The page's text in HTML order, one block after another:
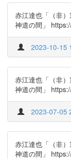
赤江達也「（非
神道の間」
2023-10-15
赤江達也「（非
神道の間」
2023-07-05
赤江達也「（非
神道の間」